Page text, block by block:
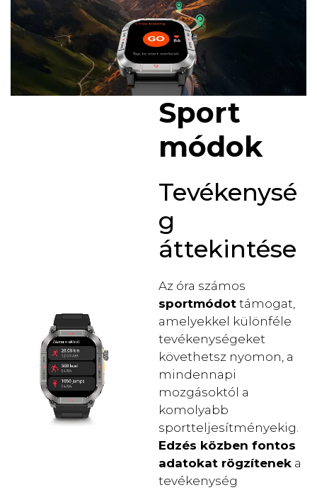
Sport
módok
Tevékenysé
g
áttekintése
Az óra számos
sportmódot támogat,
amelyekkel különféle
tevékenységeket
követhetsz nyomon, a
mindennapi
mozgásoktól a
komolyabb
sportteljesítményekig.
Edzés közben fontos
adatokat rögzítenek a
tevékenység